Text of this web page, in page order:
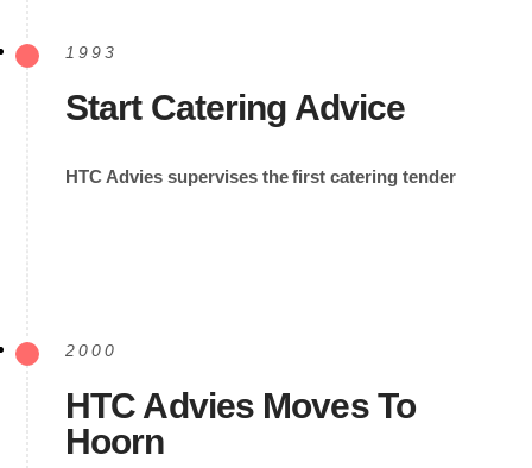
1993
Start Catering Advice
HTC Advies supervises the first catering tender
2000
HTC Advies Moves To
Hoorn